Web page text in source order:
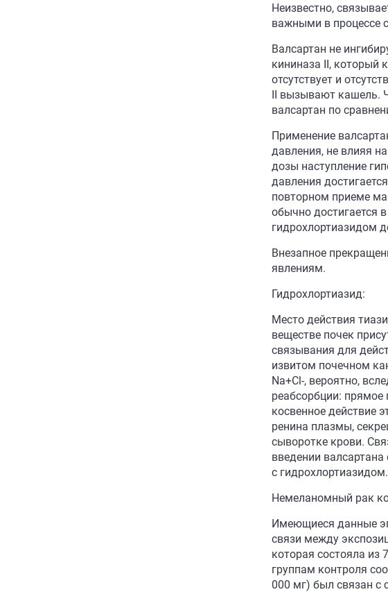
Неизвестно,
важными в процессе
Валсартан не
кининаза II, который
отсутствует и
II вызывают кашель.
валсартан по
Применение
давления, не влияя
дозы наступление
давления
повторном приеме
обычно достигается
гидрохлортиазидом
Внезапное
явлениям.
Гидрохлортиазид:
Место действия
веществе почек
связывания для
извитом почечном
Na+Cl-, вероятно,
реабсорбции:
косвенное действие
ренина плазмы,
сыворотке крови.
введении
с гидрохлортиазидом.
Немеланомный рак
Имеющиеся данные
связи между
которая состояла из
группам контроля
000 мг) был связан с